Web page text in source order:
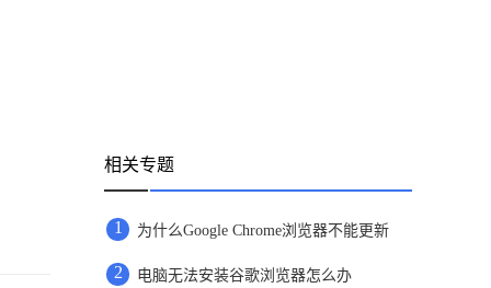
相关专题
1 为什么Google Chrome浏览器不能更新
2 电脑无法安装谷歌浏览器怎么办